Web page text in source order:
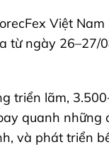
Việt
từ ngày 26–27/
triển lãm,
quanh những
và phát triển